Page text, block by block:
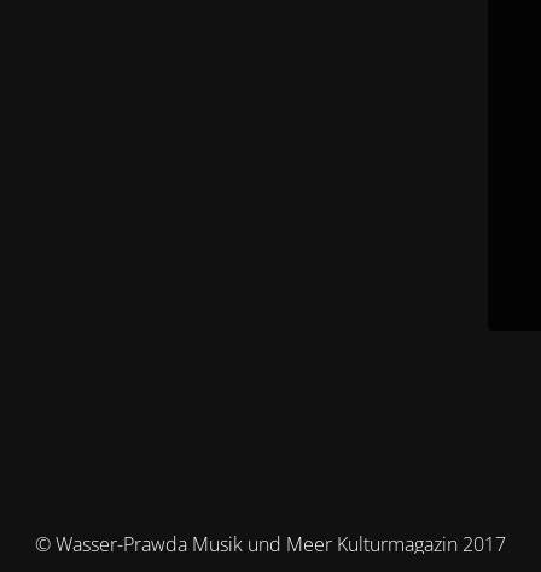
© Wasser-Prawda Musik und Meer Kulturmagazin 2017